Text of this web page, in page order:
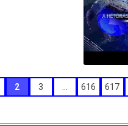
2 3 616 617